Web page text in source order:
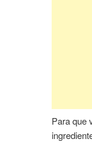
Para que